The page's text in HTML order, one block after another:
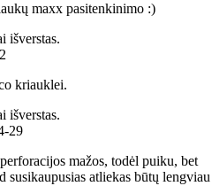
maxx pasitenkinimo :)
išverstas.
kriauklei.
išverstas.
mažos, todėl puiku, bet
susikaupusias atliekas būtų lengviau